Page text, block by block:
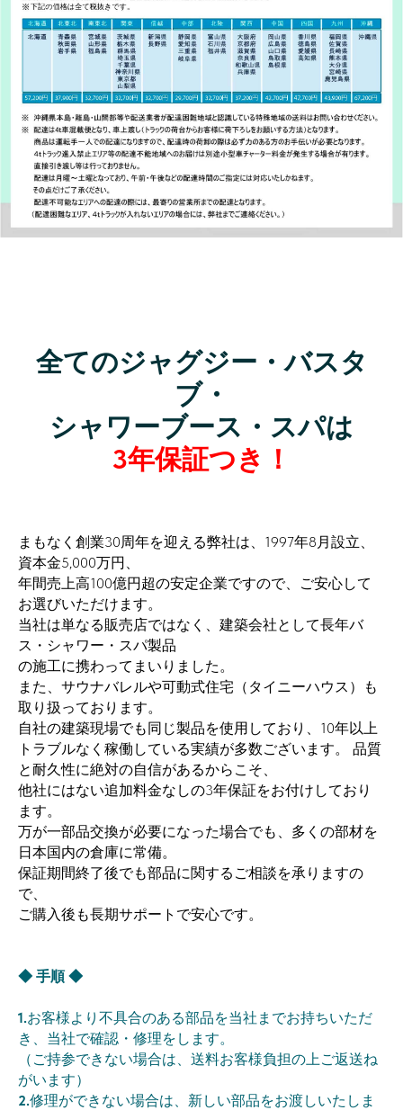
全てのジャグジー・バスタ
ブ・
シャワーブース・スパは
3年保証つき！
まもなく創業30周年を迎える弊社は、1997年8月設立、
資本金5,000万円、
年間売上高100億円超の安定企業ですので、ご安心して
お選びいただけます。
当社は単なる販売店ではなく、建築会社として長年バ
ス・シャワー・スパ製品
の施工に携わってまいりました。
また、サウナバレルや可動式住宅（タイニーハウス）も
取り扱っております。
自社の建築現場でも同じ製品を使用しており、10年以上
トラブルなく稼働している実績が多数ございます。 品質
と耐久性に絶対の自信があるからこそ、
他社にはない追加料金なしの3年保証をお付けしており
ます。
万が一部品交換が必要になった場合でも、多くの部材を
日本国内の倉庫に常備。
保証期間終了後でも部品に関するご相談を承りますの
で、
ご購入後も長期サポートで安心です。
◆ 手順 ◆
1.お客様より不具合のある部品を当社までお持ちいただ
き、当社で確認・修理をします。
（ご持参できない場合は、送料お客様負担の上ご返送ね
がいます）
2.修理ができない場合は、新しい部品をお渡しいたしま